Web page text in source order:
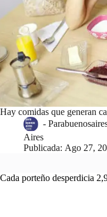
Hay comidas que generan
-
Aires
Publicada: Ago 27,
Cada porteño desperdicia